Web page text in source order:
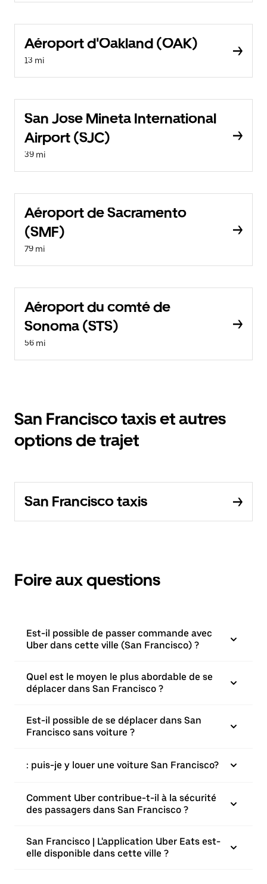
Aéroport d'Oakland (OAK)
13 mi
San Jose Mineta International
Airport (SJC)
39 mi
Aéroport de Sacramento
(SMF)
79 mi
Aéroport du comté de
Sonoma (STS)
56 mi
San Francisco taxis et autres
options de trajet
San Francisco taxis
Foire aux questions
Est-il possible de passer commande avec
Uber dans cette ville (San Francisco) ?
Quel est le moyen le plus abordable de se
déplacer dans San Francisco ?
Est-il possible de se déplacer dans San
Francisco sans voiture ?
: puis-je y louer une voiture San Francisco?
Comment Uber contribue-t-il à la sécurité
des passagers dans San Francisco ?
San Francisco | L'application Uber Eats est-
elle disponible dans cette ville ?